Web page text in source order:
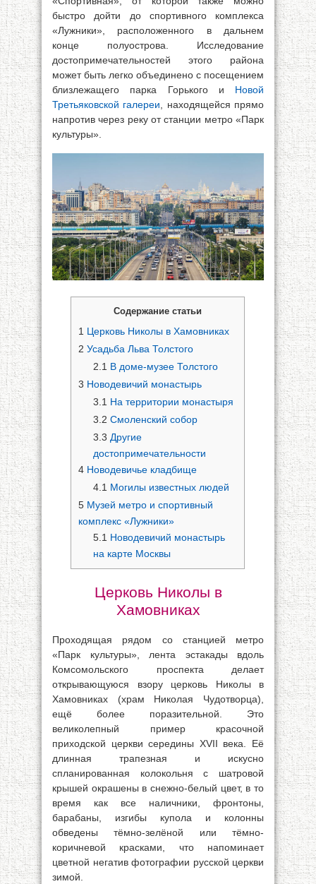
быстро дойти до спортивного комплекса
«Лужники», расположенного в дальнем
конце полуострова. Исследование
достопримечательностей этого района
может быть легко объединено с посещением
близлежащего парка Горького и Новой
Третьяковской галереи, находящейся прямо
напротив через реку от станции метро «Парк
культуры».
Содержание статьи
1 Церковь Николы в Хамовниках
2 Усадьба Льва Толстого
2.1 В доме-музее Толстого
3 Новодевичий монастырь
3.1 На территории монастыря
3.2 Смоленский собор
3.3 Другие
достопримечательности
4 Новодевичье кладбище
4.1 Могилы известных людей
5 Музей метро и спортивный
комплекс «Лужники»
5.1 Новодевичий монастырь
на карте Москвы
Церковь Николы в
Хамовниках
Проходящая рядом со станцией метро
«Парк культуры», лента эстакады вдоль
Комсомольского проспекта делает
открывающуюся взору церковь Николы в
Хамовниках (храм Николая Чудотворца),
ещё более поразительной. Это
великолепный пример красочной
приходской церкви середины XVII века. Её
длинная трапезная и искусно
спланированная колокольня с шатровой
крышей окрашены в снежно-белый цвет, в то
время как все наличники, фронтоны,
барабаны, изгибы купола и колонны
обведены тёмно-зелёной или тёмно-
коричневой красками, что напоминает
цветной негатив фотографии русской церкви
зимой.